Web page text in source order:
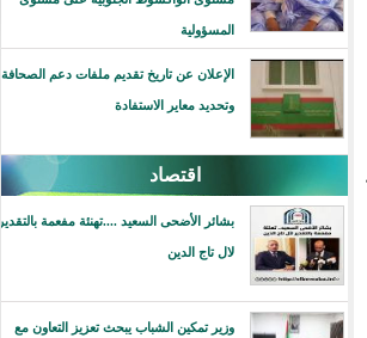
المسؤولية
الإعلان عن تاريخ تقديم ملفات دعم الصحافة
وتحديد معاير الاستفادة
اقتصاد
بشائر الأضحى السعيد ....تهنئة مفعمة بالتقدير
لال تاج الدين
وزير تمكين الشباب يبحث تعزيز التعاون مع